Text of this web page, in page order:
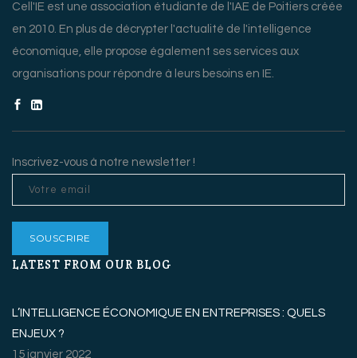
Cell'IE est une association étudiante de l'IAE de Poitiers créée
en 2010. En plus de décrypter l'actualité de l'intelligence
économique, elle propose également ses services aux
organisations pour répondre à leurs besoins en IE.
Inscrivez-vous à notre newsletter !
LATEST FROM OUR BLOG
L’INTELLIGENCE ÉCONOMIQUE EN ENTREPRISES : QUELS
ENJEUX ?
15 janvier 2022